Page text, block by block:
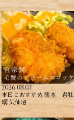
2026.08.03
本日こおすすめ ︎熊本 岩牡
蠣 ︎気仙沼 …